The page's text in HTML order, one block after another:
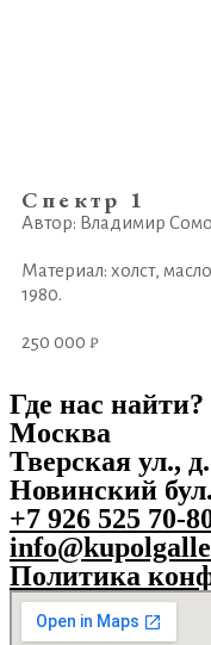
Спектр 1
Автор: Владимир
Материал: холст,
1980.
250 000 ₽
Где нас найти?
Москва
Тверская ул.,
Новинский
+7 926 525 70-
Политика